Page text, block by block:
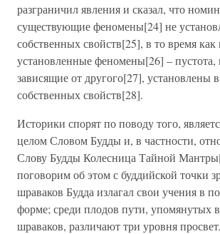
разграничил явления и сказал, что
существующие феномены[24] не
собственных свойств[25], в то время
установленные феномены[26] –
зависящие от другого[27], установлены
собственных свойств[28].
Историки спорят по поводу того,
целом Словом Будды и, в частности,
Слову Будды Колесница Тайной
поговорим об этом с буддийской точки
шраваков Будда излагал свои учения в
форме; среди плодов пути, упомянутых в
шраваков, различают три уровня